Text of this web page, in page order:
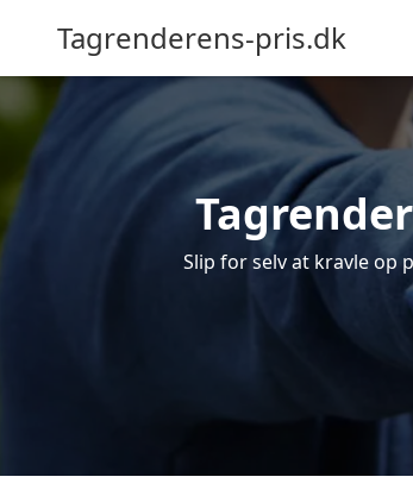
Tagrenderens-pris.dk
Slip for selv at kravle op